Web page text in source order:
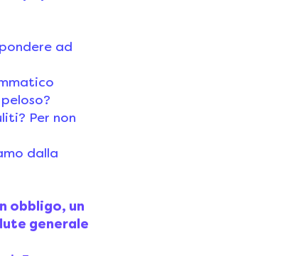
ad
Per non
dalla
obbligo, un
generale